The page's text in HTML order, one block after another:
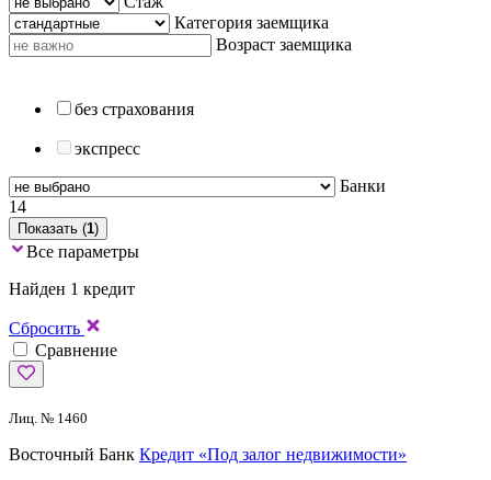
Категория заемщика
Возраст заемщика
без страхования
экспресс
Банки
14
Показать (1)
Все параметры
Найден 1 кредит
Сбросить
Сравнение
Лиц. № 1460
Восточный Банк Кредит «Под залог недвижимости»